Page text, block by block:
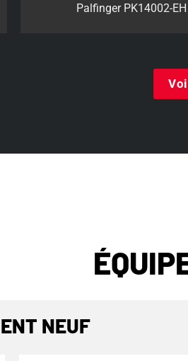
Palfinger PK33002-EH C
NEUF